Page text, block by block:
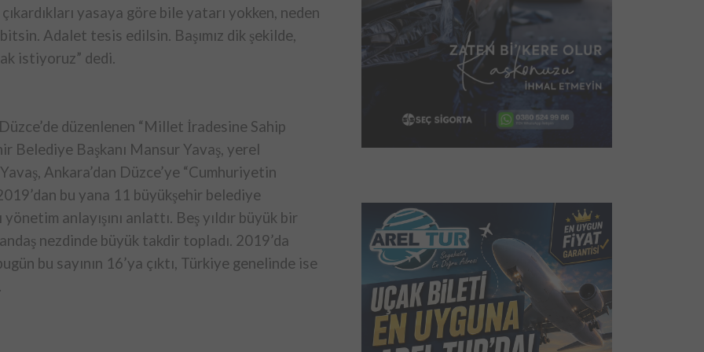
yasaya göre bile yatarı yokken, neden
Adalet tesis edilsin. Başımız dik şekilde,
istiyoruz” dedi.
düzenlenen “Millet İradesine Sahip
Belediye Başkanı Mansur Yavaş, yerel
Ankara’dan Düzce’ye “Cumhuriyetin
bu yana 11 büyükşehir belediye
anlayışını anlattı. Beş yıldır büyük bir
nezdinde büyük takdir topladı. 2019’da
bu sayının 16’ya çıktı, Türkiye genelinde ise